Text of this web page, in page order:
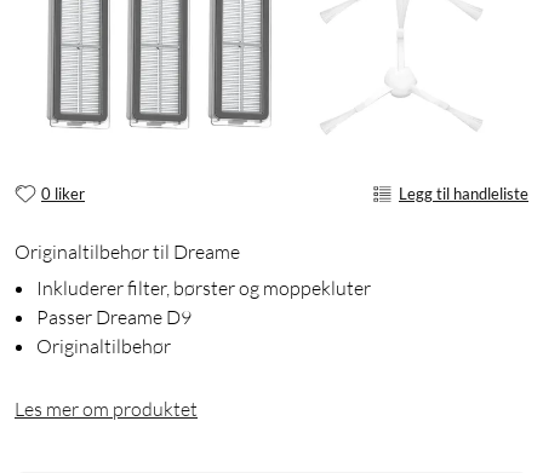
0 liker Legg til handleliste
Originaltilbehør til Dreame
Inkluderer filter, børster og moppekluter
Passer Dreame D9
Originaltilbehør
Les mer om produktet